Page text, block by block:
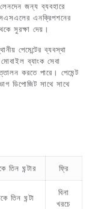
জন্য ব্যবহারে
এনক্রিপশনের
সুরক্ষা দেয়।
পেমেন্টের ব্যবস্থা
ব্যাংক সেবা
করতে পারে। পেমেন্ট
ডিপোজিট সাথে সাথে
তিন ঘন্টার ফ্রি
তিন ঘন্টা
বিনা
খরচে